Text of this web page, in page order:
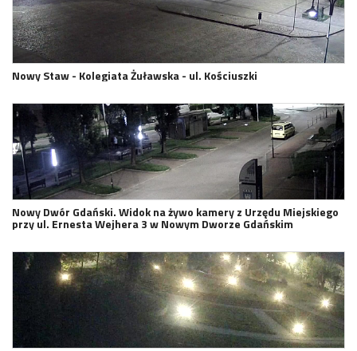
Nowy Staw - Kolegiata Żuławska - ul. Kościuszki
Nowy Dwór Gdański. Widok na żywo kamery z Urzędu Miejskiego
przy ul. Ernesta Wejhera 3 w Nowym Dworze Gdańskim